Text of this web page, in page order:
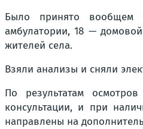
Было принято
амбулатории, 18 —
жителей села.
Взяли анализы и сняли
По результатам
консультации, и при
направлены на